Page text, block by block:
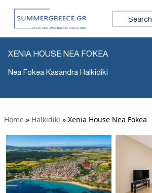
Search for:
XENIA HOUSE NEA FOKEA
Nea Fokea Kasandra Halkidiki
Home » Halkidiki » Xenia House Nea Fokea